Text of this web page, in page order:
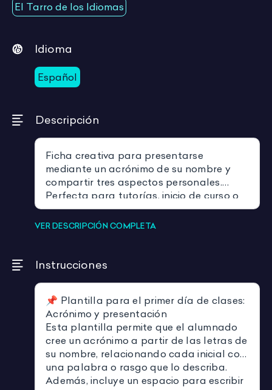
El Tarro de los Idiomas
Idioma
Español
Descripción
Ficha creativa para presentarse
mediante un acrónimo de su nombre y
compartir tres aspectos personales.
Perfecta para tutorías, inicio de curso o
dinámicas de grupo.
VER DESCRIPCIÓN COMPLETA
Instrucciones
📌 Plantilla para el primer día de clases:
Acrónimo y presentación
Esta plantilla permite que el alumnado
cree un acrónimo a partir de las letras de
su nombre, relacionando cada inicial con
una palabra o rasgo que lo describa.
Además, incluye un espacio para escribir